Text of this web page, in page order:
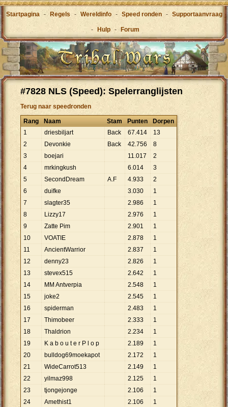
Startpagina - Regels - Wereldinfo - Speed ronden - Supportaanvraag
- Hulp - Forum
#7828 NLS (Speed): Spelerranglijsten
Terug naar speedronden
Rang Naam Stam Punten
Dorpen
1
driesbiljart Back 67.414
13
2
Devonkie Back 42.756
8
3
boejari 11.017
2
4
mrkingkush 6.014
3
5
SecondDream A.F 4.933
2
6
duifke 3.030
1
7
slagter35 2.986
1
8
Lizzy17 2.976
1
9
Zatte Pim 2.901
1
10
VOATIE 2.878
1
11
AncientWarrior 2.837
1
12
denny23 2.826
1
13
stevex515 2.642
1
14
MM Antverpia 2.548
1
15
joke2 2.545
1
16
spiderman 2.483
1
17
Thimobeer 2.333
1
18
Thaldrion 2.234
1
19
K a b o u t e r P l o p 2.189
1
20
bulldog69moekapot 2.172
1
21
WideCarrot513 2.149
1
22
yilmaz998 2.125
1
23
tjongejonge 2.106
1
24
Amethist1 2.106
1